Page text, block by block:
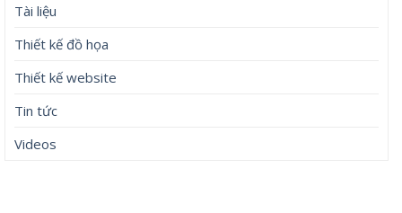
Tài liệu
Thiết kế đồ họa
Thiết kế website
Tin tức
Videos